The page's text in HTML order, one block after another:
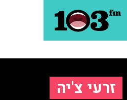
זרעי צ'יה